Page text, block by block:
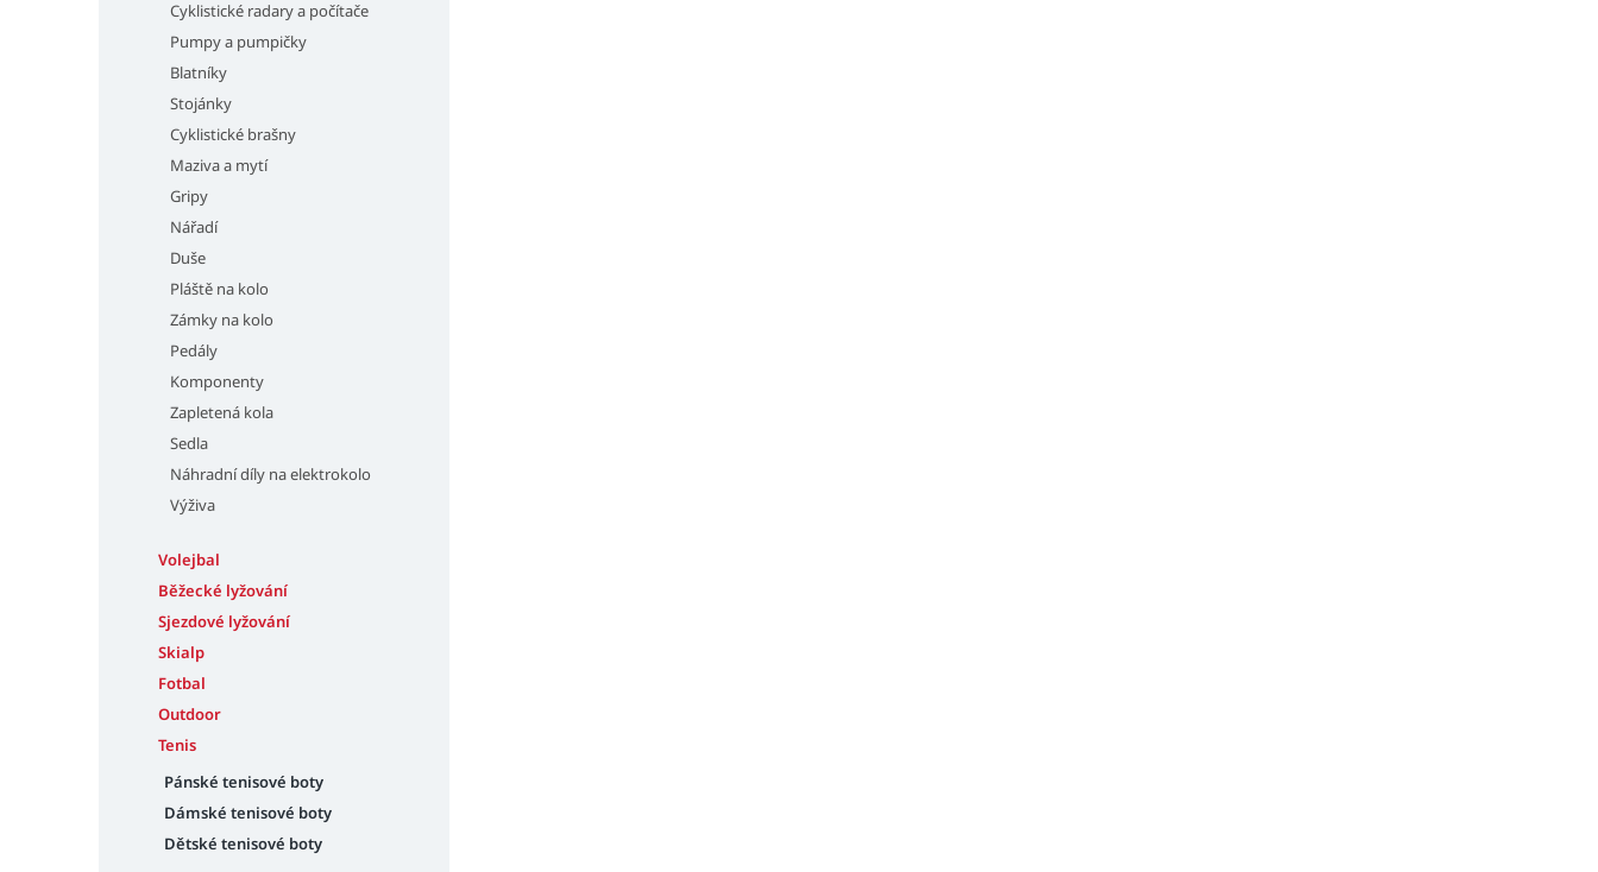
Cyklistické radary a počítače
Pumpy a pumpičky
Blatníky
Stojánky
Cyklistické brašny
Maziva a mytí
Gripy
Nářadí
Duše
Pláště na kolo
Zámky na kolo
Pedály
Komponenty
Zapletená kola
Sedla
Náhradní díly na elektrokolo
Výživa
Volejbal
Běžecké lyžování
Sjezdové lyžování
Skialp
Fotbal
Outdoor
Tenis
Pánské tenisové boty
Dámské tenisové boty
Dětské tenisové boty